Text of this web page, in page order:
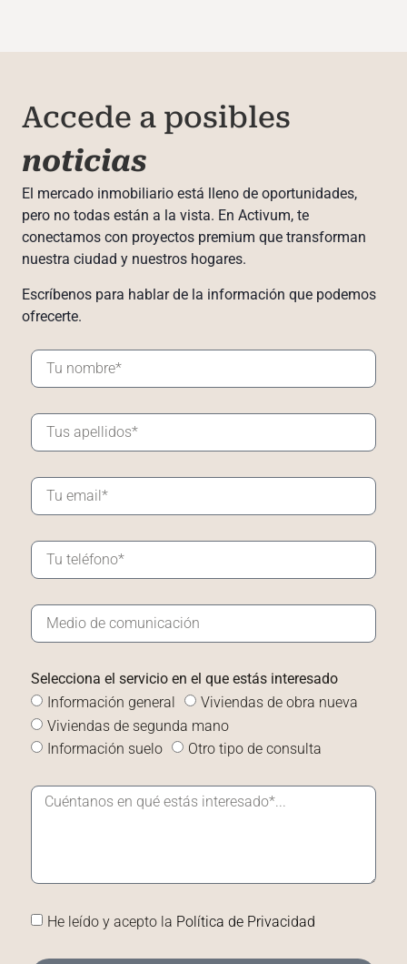
Accede a posibles
noticias
El mercado inmobiliario está lleno de oportunidades,
pero no todas están a la vista. En Activum, te
conectamos con proyectos premium que transforman
nuestra ciudad y nuestros hogares.
Escríbenos para hablar de la información que podemos
ofrecerte.
Selecciona el servicio en el que estás interesado
Información general
Viviendas de obra nueva
Viviendas de segunda mano
Información suelo
Otro tipo de consulta
He leído y acepto la Política de Privacidad